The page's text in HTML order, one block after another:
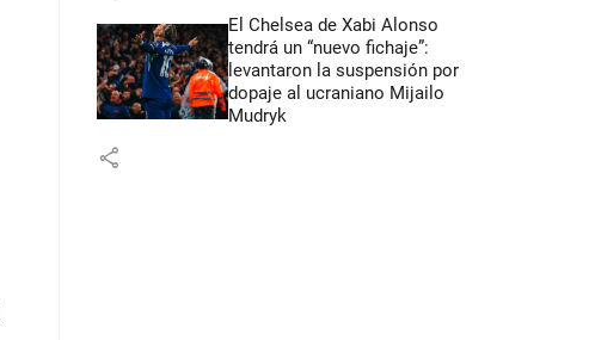
El Chelsea de Xabi Alonso
tendrá un “nuevo fichaje”:
levantaron la suspensión por
dopaje al ucraniano Mijailo
Mudryk
share